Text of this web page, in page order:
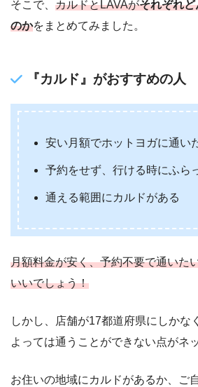
そこで、 カルドとLAVAがそれぞれ
のかをまとめてみました。
『カルド』がおすすめの人
安い月額でホットヨガに通い
予約をせず、行ける時にふら
通える範囲にカルドがある
月額料金が安く、予約不要で通いた
いいでしょう！
しかし、店舗が17都道府県にしかな
よっては通うことができない点がネ
お住いの地域にカルドがあるか、ご